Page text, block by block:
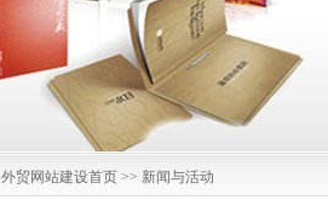
外贸网站建设首页 >> 新闻与活动